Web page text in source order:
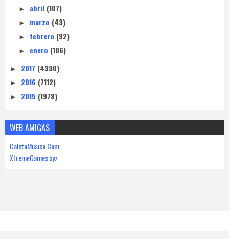
► abril (107)
► marzo (43)
► febrero (92)
► enero (106)
► 2017 (4330)
► 2016 (7112)
► 2015 (1978)
WEB AMIGAS
CaletaMusica.Com
XtremeGames.xyz